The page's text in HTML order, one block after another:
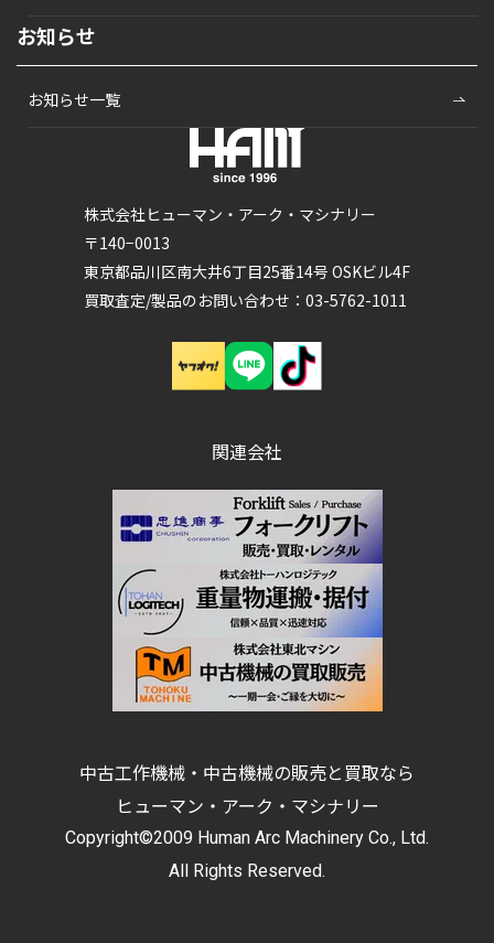
株式会社ヒューマン・アーク・マシナリー
〒140−0013
東京都品川区南大井6丁目25番14号 OSKビル4F
買取査定/製品のお問い合わせ：03-5762-1011
お知らせ
お知らせ一覧
関連会社
中古工作機械・中古機械の販売と買取なら
ヒューマン・アーク・マシナリー
Copyright©2009 Human Arc Machinery Co., Ltd.
All Rights Reserved.